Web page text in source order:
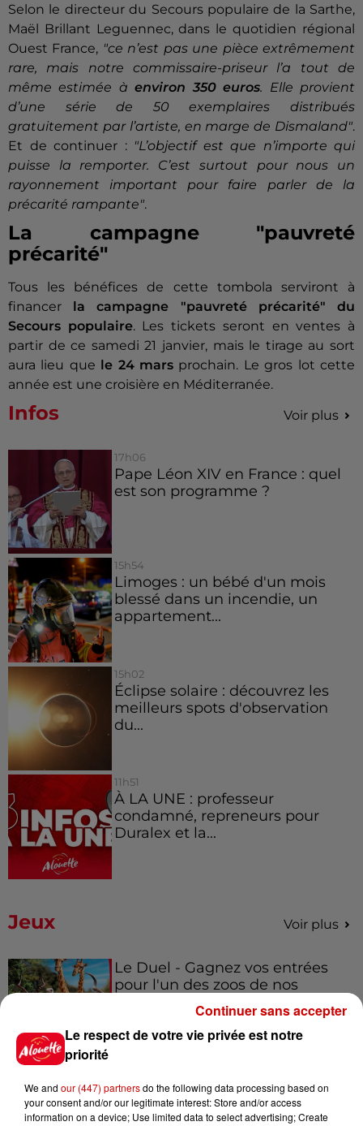
Selon le directeur du Secours populaire de la Sarthe,
Maël Brillant Leguennec, dans le quotidien régional
Ouest France, "ce n’est pas une pièce extrêmement
rare, mais notre commissaire-priseur l’a tout de
même estimée àenviron 350 euros. Elle provient
d’une série de 50 exemplaires distribués
gratuitement par l’artiste, en marge de Dismaland".
Et de continuer : "L’objectif est que n’importe qui
puisse la remporter. C’est surtout pour nous un
rayonnement important pour faire parler de la
précarité rampante".
La campagne "pauvreté
précarité"
Tous les bénéfices de cette tombola serviront à
financer la campagne "pauvreté précarité" du
Secours populaire. Les tickets seront en ventes à
partir de ce samedi 21 janvier, mais le tirage au sort
aura lieu que le 24 mars prochain. Le gros lot cette
année est une croisière en Méditerranée.
Infos Voir plus
17h06
Pape Léon XIV en France : quel
est son programme ?
15h54
Limoges : un bébé d'un mois
blessé dans un incendie, un
appartement...
15h02
Éclipse solaire : découvrez les
meilleurs spots d'observation
du...
11h51
À LA UNE : professeur
condamné, repreneurs pour
Duralex et la...
Jeux Voir plus
Le Duel - Gagnez vos entrées
pour l'un des zoos de nos
Festival du Roi Arthur 2026 !
Le respect de votre vie privée est notre
priorité
We and our (447) partnersdo the following data processing based on
your consent and/or our legitimate interest: Store and/or access
information on a device; Use limited data to select advertising; Create
Continuer sans accepter